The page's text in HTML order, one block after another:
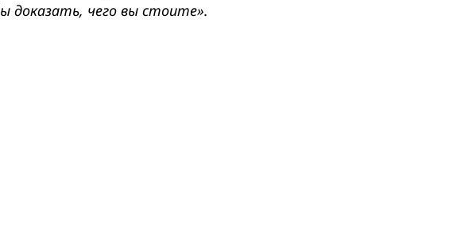
доказать, чего вы стоите».